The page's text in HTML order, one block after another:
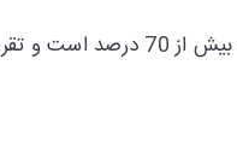
30 درصد